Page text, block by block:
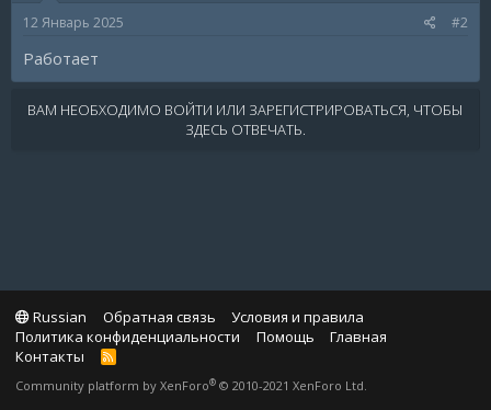
12 Январь 2025 #2
Работает
ВАМ НЕОБХОДИМО ВОЙТИ ИЛИ ЗАРЕГИСТРИРОВАТЬСЯ, ЧТОБЫ
ЗДЕСЬ ОТВЕЧАТЬ.
Russian Обратная связь
Условия и правила
Политика конфиденциальности
Помощь
Главная
Контакты
R
S
Community platform by XenForo® © 2010-2021 XenForo Ltd.